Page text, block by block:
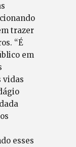
trazer
“É
em
vidas
esses